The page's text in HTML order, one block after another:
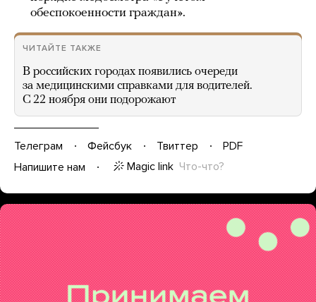
обеспокоенности граждан».
ЧИТАЙТЕ ТАКЖЕ
В российских городах появились очереди
за медицинскими справками для водителей.
С 22 ноября они подорожают
Телеграм Фейсбук Твиттер
PDF
Напишите нам
Magic link Что-что?